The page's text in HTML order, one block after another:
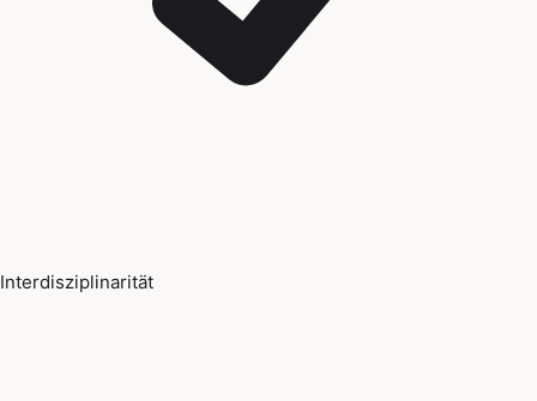
Interdisziplinarität